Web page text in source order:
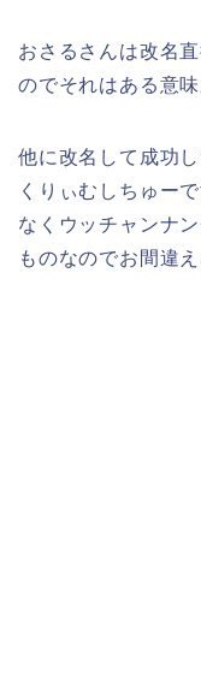
おさるさんは改名
のでそれはある意
他に改名して成功
くりぃむしちゅー
なくウッチャンナ
ものなのでお間違